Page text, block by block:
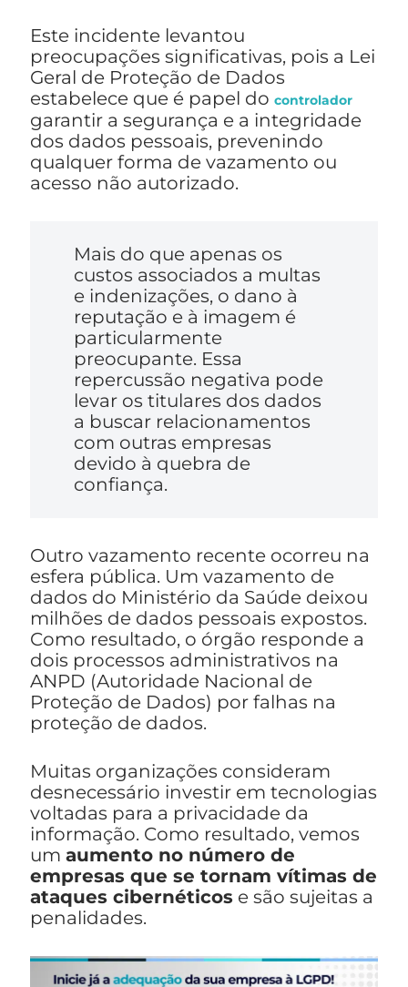
Este incidente levantou
preocupações significativas, pois a Lei
Geral de Proteção de Dados
estabelece que é papel do controlador
garantir a segurança e a integridade
dos dados pessoais, prevenindo
qualquer forma de vazamento ou
acesso não autorizado.
Mais do que apenas os
custos associados a multas
e indenizações, o dano à
reputação e à imagem é
particularmente
preocupante. Essa
repercussão negativa pode
levar os titulares dos dados
a buscar relacionamentos
com outras empresas
devido à quebra de
confiança.
Outro vazamento recente ocorreu na
esfera pública. Um vazamento de
dados do Ministério da Saúde deixou
milhões de dados pessoais expostos.
Como resultado, o órgão responde a
dois processos administrativos na
ANPD (Autoridade Nacional de
Proteção de Dados) por falhas na
proteção de dados.
Muitas organizações consideram
desnecessário investir em tecnologias
voltadas para a privacidade da
informação. Como resultado, vemos
um aumento no número de
empresas que se tornam vítimas de
ataques cibernéticos e são sujeitas a
penalidades.